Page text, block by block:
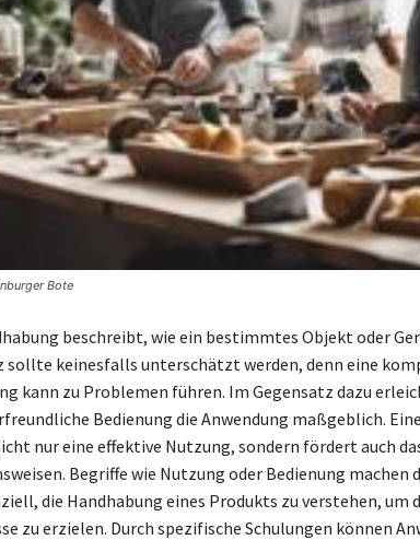
Bote
beschreibt, wie ein bestimmtes Objekt oder
sollte keinesfalls unterschätzt werden, denn eine
kann zu Problemen führen. Im Gegensatz dazu
Bedienung die Anwendung maßgeblich.
nur eine effektive Nutzung, sondern fördert auch
Begriffe wie Nutzung oder Bedienung machen
die Handhabung eines Produkts zu verstehen, um
zu erzielen. Durch spezifische Schulungen können